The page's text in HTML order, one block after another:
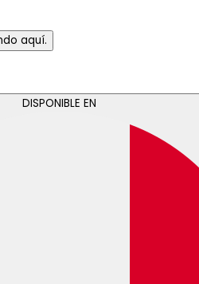
aquí.
DISPONIBLE EN